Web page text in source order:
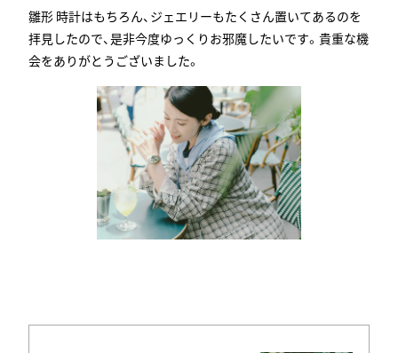
時計はもちろん、ジェエリーもたくさん置いてあるのを
拝見したので、是非今度ゆっくりお邪魔したいです。貴重な機
会をありがとうございました。